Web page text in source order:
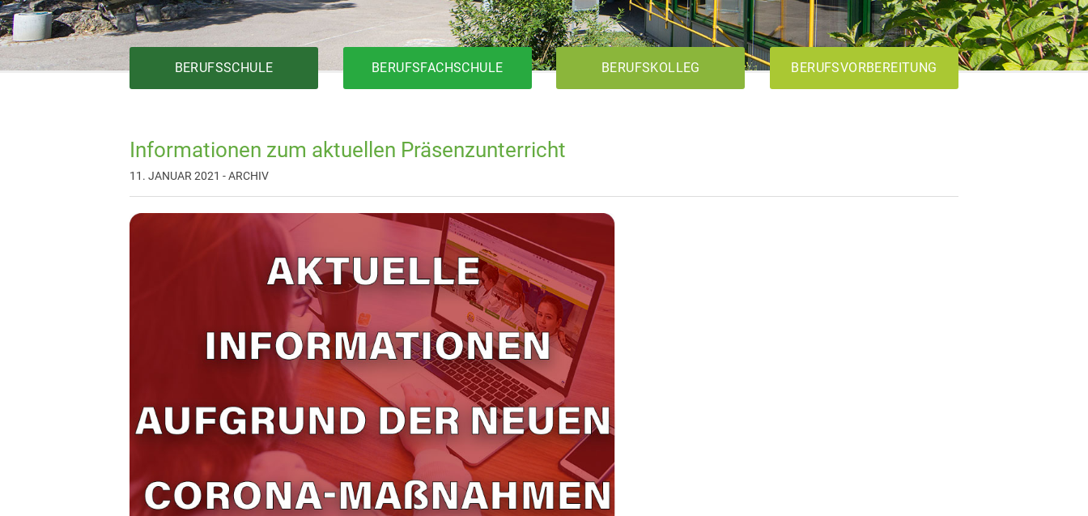
BERUFSSCHULE
Elektrotechnik
BERUFSFACHSCHULE
Holztechnik
Metalltechnik
Elektrotechnik
BERUFSKOLLEG
1BK2T
1BKFH
BERUFSVORBEREITUNG
Informationen zum aktuellen Präsenzunterricht
11. JANUAR 2021 - ARCHIV